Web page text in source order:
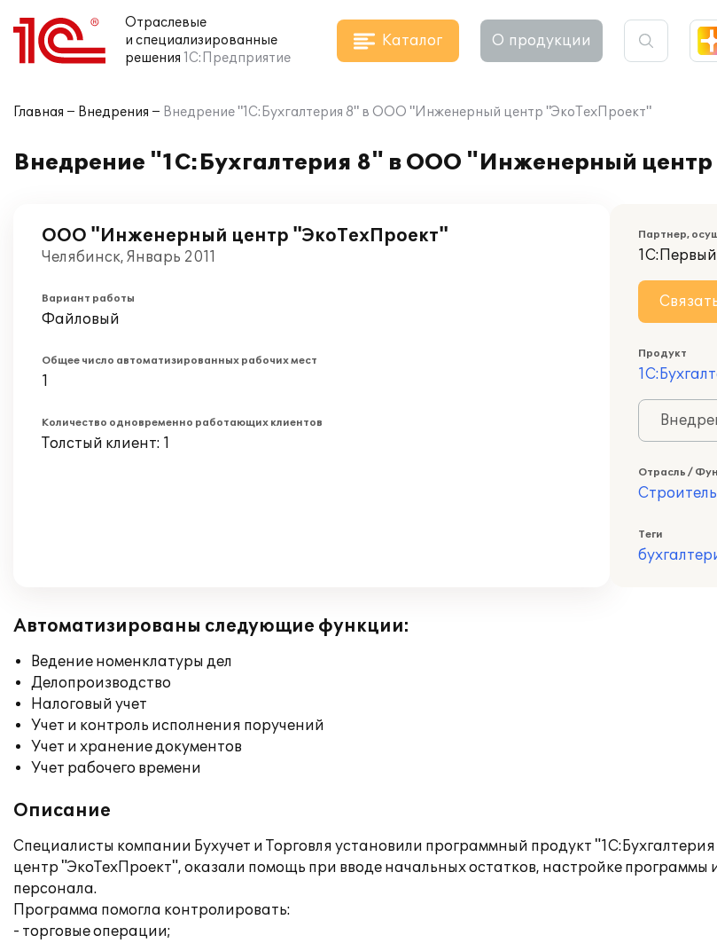
Отраслевые
и специализированные
решения 1С:Предприятие
Каталог О продукции
Главная Внедрения Внедрение "1С:Бухгалтерия 8" в ООО "Инженерный центр "ЭкоТехПроект"
Внедрение "1С:Бухгалтерия 8" в ООО "Инженерный
ООО "Инженерный центр "ЭкоТехПроект"
Челябинск, Январь 2011
Вариант работы
Файловый
Общее число автоматизированных рабочих мест
1
Количество одновременно работающих клиентов
Толстый клиент: 1
Партнер,
Продукт
Отрасль /
Теги
Автоматизированы следующие функции:
Ведение номенклатуры дел
Делопроизводство
Налоговый учет
Учет и контроль исполнения поручений
Учет и хранение документов
Учет рабочего времени
Описание
Специалисты компании Бухучет и Торговля установили программный продукт
центр "ЭкоТехПроект", оказали помощь при вводе начальных остатков, настройке
персонала.
Программа помогла контролировать:
- торговые операции;